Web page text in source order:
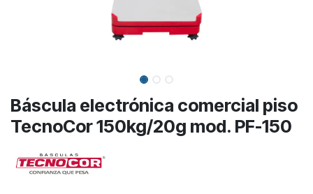
Báscula electrónica comercial piso
TecnoCor 150kg/20g mod. PF-150